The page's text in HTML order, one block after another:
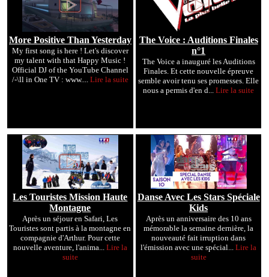
More Positive Than Yesterday
My first song is here ! Let's discover
my talent with that Happy Music !
Official DJ of the YouTube Channel
/-\ll in One TV : www.... Lire la suite
The Voice : Auditions Finales
n°1
The Voice a inauguré les Auditions
Finales. Et cette nouvelle épreuve
semble avoir tenu ses promesses. Elle
nous a permis d'en d...Lire la suite
Les Touristes Mission Haute
Montagne
Après un séjour en Safari, Les
Touristes sont partis à la montagne en
compagnie d'Arthur. Pour cette
nouvelle aventure, l'anima... Lire la
suite
Danse Avec Les Stars Spéciale
Kids
Après un anniversaire des 10 ans
mémorable la semaine dernière, la
nouveauté fait irruption dans
l'émission avec une spécial...Lire la
suite